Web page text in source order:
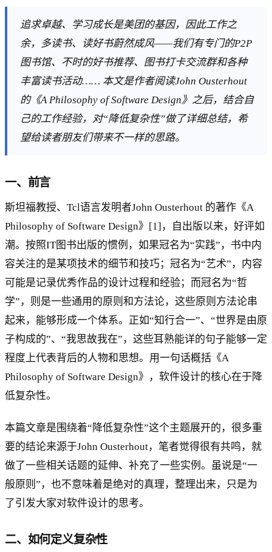
追求卓越、学习成长是美团的基因，因此工作之
余，多读书、读好书蔚然成风——我们有专门的P2P
图书馆、不时的好书推荐、图书打卡交流群和各种
丰富读书活动…… 本文是作者阅读John Ousterhout
的《A Philosophy of Software Design》之后，结合自
己的工作经验，对“降低复杂性”做了详细总结，希
望给读者朋友们带来不一样的思路。
一、前言
斯坦福教授、Tcl语言发明者John Ousterhout 的著作《A
Philosophy of Software Design》[1]，自出版以来，好评如
潮。按照IT图书出版的惯例，如果冠名为“实践”，书中内
容关注的是某项技术的细节和技巧；冠名为“艺术”，内容
可能是记录优秀作品的设计过程和经验；而冠名为“哲
学”，则是一些通用的原则和方法论，这些原则方法论串
起来，能够形成一个体系。正如“知行合一”、“世界是由原
子构成的”、“我思故我在”，这些耳熟能详的句子能够一定
程度上代表背后的人物和思想。用一句话概括《A
Philosophy of Software Design》，软件设计的核心在于降
低复杂性。
本篇文章是围绕着“降低复杂性”这个主题展开的，很多重
要的结论来源于John Ousterhout，笔者觉得很有共鸣，就
做了一些相关话题的延伸、补充了一些实例。虽说是“一
般原则”，也不意味着是绝对的真理，整理出来，只是为
了引发大家对软件设计的思考。
二、如何定义复杂性